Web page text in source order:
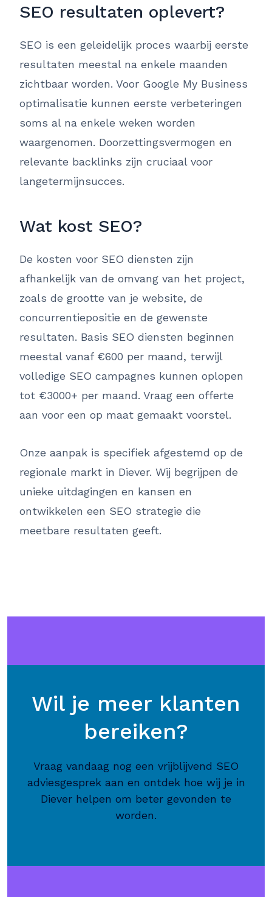
SEO resultaten oplevert?
SEO is een geleidelijk proces waarbij eerste
resultaten meestal na enkele maanden
zichtbaar worden. Voor Google My Business
optimalisatie kunnen eerste verbeteringen
soms al na enkele weken worden
waargenomen. Doorzettingsvermogen en
relevante backlinks zijn cruciaal voor
langetermijnsucces.
Wat kost SEO?
De kosten voor SEO diensten zijn
afhankelijk van de omvang van het project,
zoals de grootte van je website, de
concurrentiepositie en de gewenste
resultaten. Basis SEO diensten beginnen
meestal vanaf €600 per maand, terwijl
volledige SEO campagnes kunnen oplopen
tot €3000+ per maand. Vraag een offerte
aan voor een op maat gemaakt voorstel.
Onze aanpak is specifiek afgestemd op de
regionale markt in Diever. Wij begrijpen de
unieke uitdagingen en kansen en
ontwikkelen een SEO strategie die
meetbare resultaten geeft.
Wil je meer klanten
bereiken?
Vraag vandaag nog een vrijblijvend SEO
adviesgesprek aan en ontdek hoe wij je in
Diever helpen om beter gevonden te
worden.